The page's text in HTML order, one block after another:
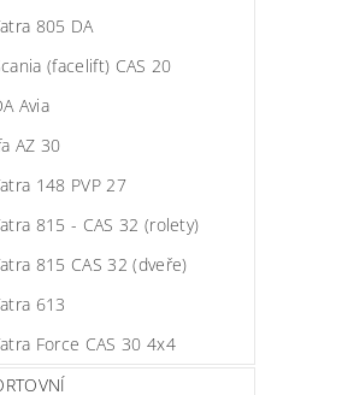
805 DA
(facelift) CAS 20
Avia
AZ 30
148 PVP 27
815 - CAS 32 (rolety)
815 CAS 32 (dveře)
613
Force CAS 30 4x4